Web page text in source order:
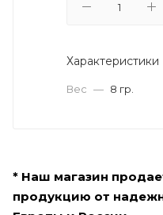
Характеристики
Вес — 8 гр.
* Наш магазин
продукцию от